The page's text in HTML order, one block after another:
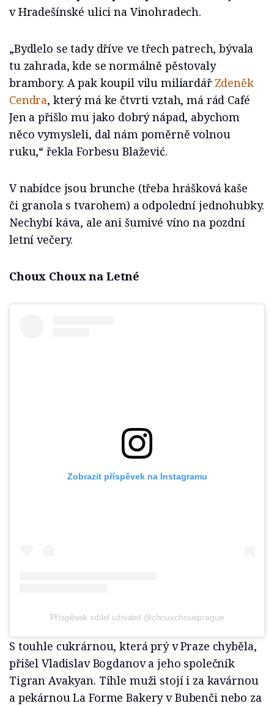
v Hradešínské ulici na Vinohradech.
„Bydlelo se tady dříve ve třech patrech, bývala
tu zahrada, kde se normálně pěstovaly
brambory. A pak koupil vilu miliardář Zdeněk
Cendra, který má ke čtvrti vztah, má rád Café
Jen a přišlo mu jako dobrý nápad, abychom
něco vymysleli, dal nám poměrně volnou
ruku,“ řekla Forbesu Blažević.
V nabídce jsou brunche (třeba hrášková kaše
či granola s tvarohem) a odpolední jednohubky.
Nechybí káva, ale ani šumivé víno na pozdní
letní večery.
Choux Choux na Letné
Zobrazit příspěvek na Instagramu
Příspěvek sdílel uživatel @chouxchouxprague
S touhle cukrárnou, která prý v Praze chyběla,
přišel Vladislav Bogdanov a jeho společník
Tigran Avakyan. Tihle muži stojí i za kavárnou
a pekárnou La Forme Bakery v Bubenči nebo za